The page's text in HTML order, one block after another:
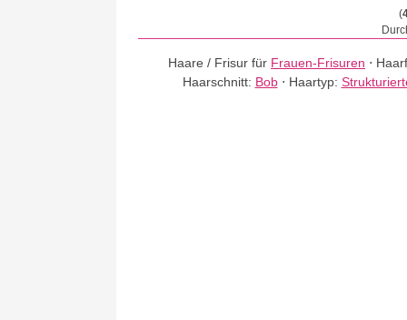
(
Haare / Frisur für Frauen-Frisuren ⋅
Haarschnitt: Bob⋅ Haartyp: